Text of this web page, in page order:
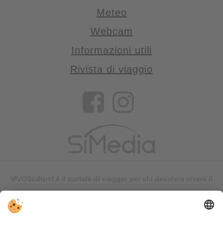
Meteo
Webcam
Informazioni utili
Rivista di viaggio